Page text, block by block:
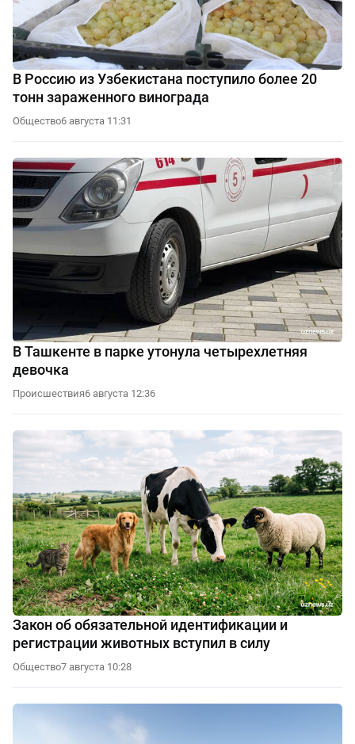
В Россию из Узбекистана поступило более 20
тонн зараженного винограда
Общество6 августа 11:31
В Ташкенте в парке утонула четырехлетняя
девочка
Происшествия6 августа 12:36
Закон об обязательной идентификации и
регистрации животных вступил в силу
Общество7 августа 10:28